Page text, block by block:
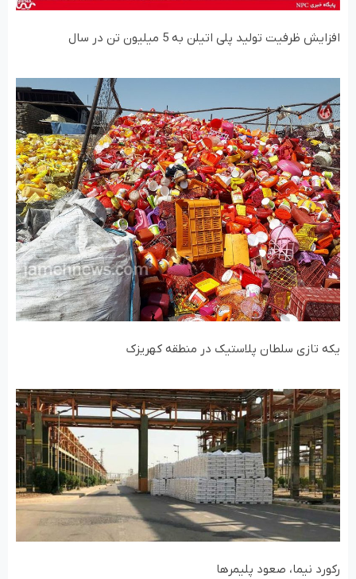
افزایش ظرفیت تولید پلی اتیلن به 5 میلیون تن در سال
یکه تازی سلطان پلاستیک در منطقه کهریزک
رکورد نیما، صعود پلیمرها